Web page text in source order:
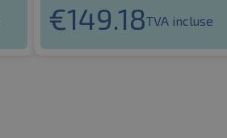
€149.18TVA incluse